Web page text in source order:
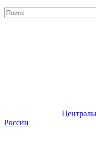
России